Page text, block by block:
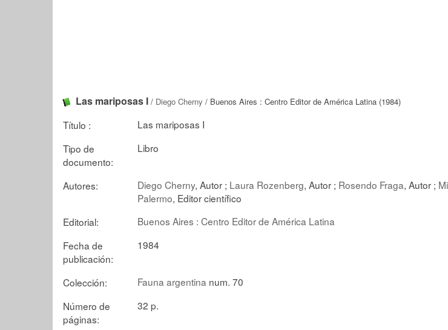
Las mariposas I / Diego Cherny / Buenos Aires : Centro Editor de América Latina (1984)
Título :
Las mariposas I
Tipo de
documento:
Libro
Autores: Diego Cherny, Autor ; Laura Rozenberg, Autor ; Rosendo Fraga, Autor ;
Palermo, Editor científico
Editorial:
Buenos Aires : Centro Editor de América Latina
Fecha de
publicación:
1984
Colección: Fauna argentina num. 70
Número de
páginas:
32 p.